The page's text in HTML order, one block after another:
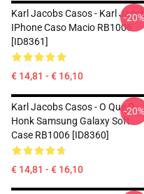
Karl Jacobs Casos - Karl
IPhone Caso Macio RB1006
[ID8361]
€ 14,81 - € 16,10
-20%
Karl Jacobs Casos - O Que O
Honk Samsung Galaxy Soft
Case RB1006 [ID8360]
€ 14,81 - € 16,10
-20%